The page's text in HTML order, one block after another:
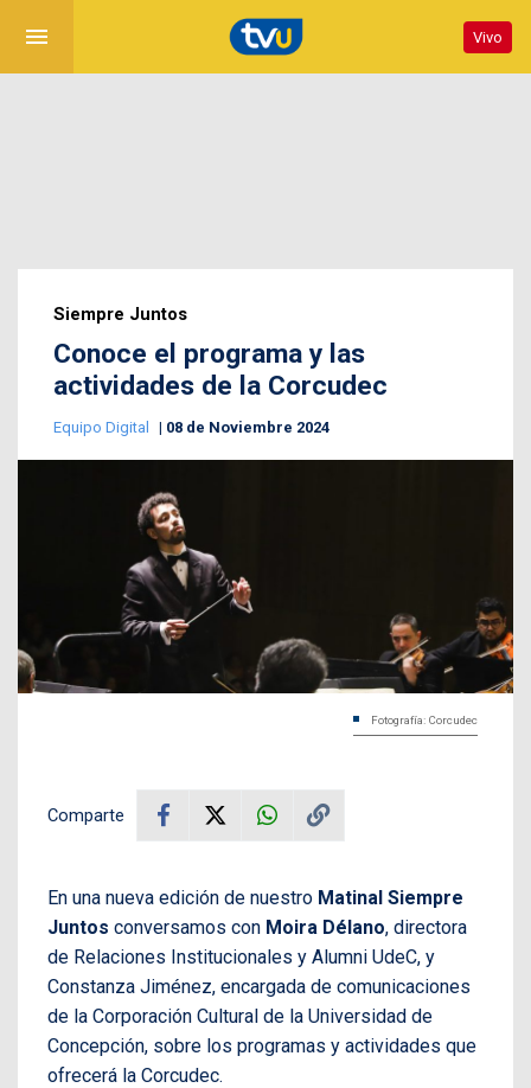
menu Vivo
Siempre Juntos
Conoce el programa y las
actividades de la Corcudec
Equipo Digital 08 de Noviembre 2024
Fotografía: Corcudec
Comparte
En una nueva edición de nuestro Matinal Siempre
Juntos conversamos con Moira Délano, directora
de Relaciones Institucionales y Alumni UdeC, y
Constanza Jiménez, encargada de comunicaciones
de la Corporación Cultural de la Universidad de
Concepción, sobre los programas y actividades que
ofrecerá la Corcudec.